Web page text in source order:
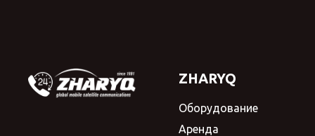
ZHARYQ
Оборудование
Аренда